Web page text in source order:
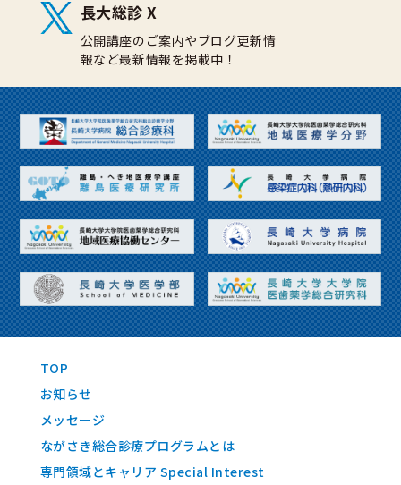
長大総診 X
公開講座のご案内やブログ更新情
報など最新情報を掲載中！
TOP
お知らせ
メッセージ
ながさき総合診療プログラムとは
専門領域とキャリア Special Interest